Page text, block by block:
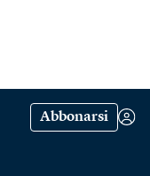
Abbonarsi